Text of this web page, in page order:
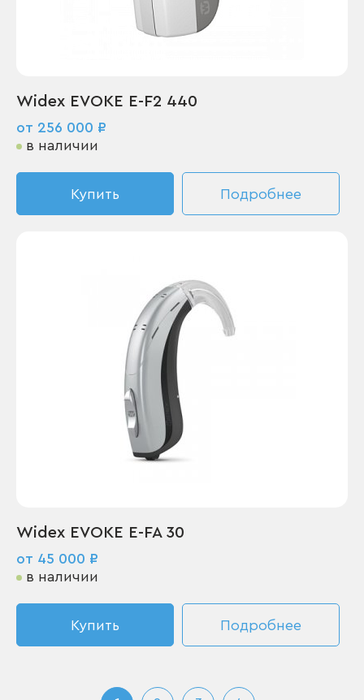
Widex EVOKE E-F2 440
от 256 000 ₽
в наличии
Купить Подробнее
Widex EVOKE E-FA 30
от 45 000 ₽
в наличии
Купить Подробнее